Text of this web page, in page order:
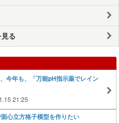
る
今年も、「万能pH指示薬でレイン
21:25
心立方格子模型を作りたい